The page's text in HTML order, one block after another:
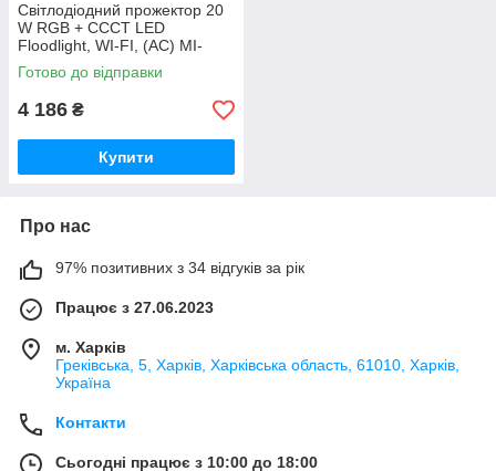
Світлодіодний прожектор 20
W RGB + CCCT LED
Floodlight, WI-FI, (AC) MI-
LIGHT (GLT04)
Готово до відправки
4 186 ₴
Купити
Про нас
97% позитивних з 34 відгуків за рік
Працює з 27.06.2023
м. Харків
Греківська, 5, Харків, Харківська область, 61010, Харків,
Україна
Контакти
Сьогодні працює з 10:00 до 18:00